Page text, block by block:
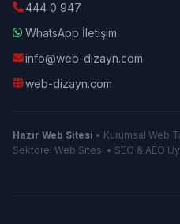
444 0 947
WhatsApp İletişim
info@web-dizayn.com
web-dizayn.com
Hazır Web Sitesi • Kurumsal Web
Sektörel Web Sitesi • SEO & AEO